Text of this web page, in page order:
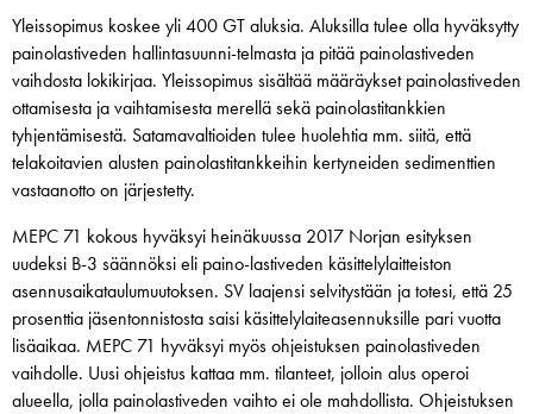
Yleissopimus koskee yli 400 GT aluksia. Aluksilla tulee olla hyväksytty
painolastiveden hallintasuunni-telmasta ja pitää painolastiveden
vaihdosta lokikirjaa. Yleissopimus sisältää määräykset painolastiveden
ottamisesta ja vaihtamisesta merellä sekä painolastitankkien
tyhjentämisestä. Satamavaltioiden tulee huolehtia mm. siitä, että
telakoitavien alusten painolastitankkeihin kertyneiden sedimenttien
vastaanotto on järjestetty.
MEPC 71 kokous hyväksyi heinäkuussa 2017 Norjan esityksen
uudeksi B-3 säännöksi eli paino-lastiveden käsittelylaitteiston
asennusaikataulumuutoksen. SV laajensi selvitystään ja totesi, että 25
prosenttia jäsentonnistosta saisi käsittelylaiteasennuksille pari vuotta
lisäaikaa. MEPC 71 hyväksyi myös ohjeistuksen painolastiveden
vaihdolle. Uusi ohjeistus kattaa mm. tilanteet, jolloin alus operoi
alueella, jolla painolastiveden vaihto ei ole mahdollista. Ohjeistuksen